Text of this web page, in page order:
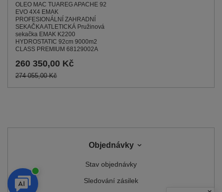
OLEO MAC TUAREG APACHE 92
EVO 4X4 EMAK
PROFESIONÁLNÍ ZAHRADNÍ
SEKAČKA ATLETICKÁ Pružinová
sekačka EMAK K2200
HYDROSTATIC 92cm 9000m2
CLASS PREMIUM 68129002A
260 350,00 Kč
274 055,00 Kč
Objednávky
Stav objednávky
Sledování zásilek